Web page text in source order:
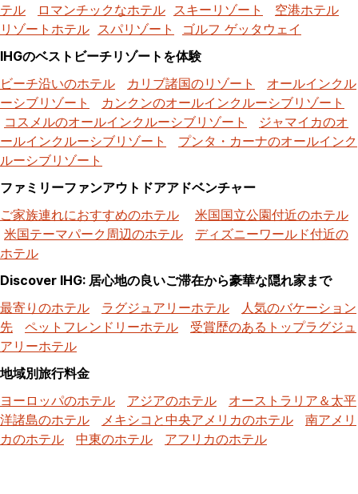
テル
ロマンチックなホテル スキーリゾート
空港ホテル
リゾートホテル スパリゾート
ゴルフ ゲッタウェイ
IHGのベストビーチリゾートを体験
ビーチ沿いのホテル
カリブ諸国のリゾート
オールインクル
ーシブリゾート
カンクンのオールインクルーシブリゾート
コスメルのオールインクルーシブリゾート
ジャマイカのオ
ールインクルーシブリゾート
プンタ・カーナのオールインク
ルーシブリゾート
ファミリーファンアウトドアアドベンチャー
ご家族連れにおすすめのホテル
米国国立公園付近のホテル
米国テーマパーク周辺のホテル
ディズニーワールド付近の
ホテル
Discover IHG: 居心地の良いご滞在から豪華な隠れ家まで
最寄りのホテル
ラグジュアリーホテル
人気のバケーション
先
ペットフレンドリーホテル
受賞歴のあるトップラグジュ
アリーホテル
地域別旅行料金
ヨーロッパのホテル
アジアのホテル
オーストラリア＆太平
洋諸島のホテル
メキシコと中央アメリカのホテル
南アメリ
カのホテル
中東のホテル アフリカのホテル